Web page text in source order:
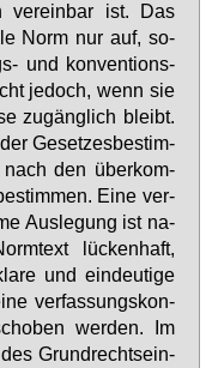
ver­ein­bar ist. Das
Norm nur auf, so­
und kon­ven­ti­ons­
je­doch, wenn sie
zu­gäng­lich bleibt.
Ge­set­zes­be­stim­
den über­kom­
Ei­ne ver­
Aus­le­gung ist na­
lü­cken­haft,
und ein­deu­ti­ge
ver­fas­sungs­kon­
wer­den. Im
Grund­rechts­ein­